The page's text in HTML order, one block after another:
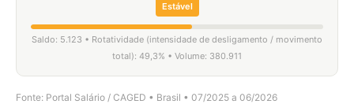
Estável
Saldo: 5.123 • Rotatividade (intensidade de desligamento / movimento
total): 49,3% • Volume: 380.911
Fonte: Portal Salário / CAGED • Brasil • 07/2025 a 06/2026